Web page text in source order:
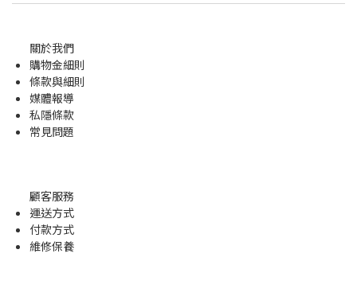
關於我們
購物金細則
條款與細則
媒體報導
私隱條款
常見問題
顧客服務
運送方式
付款方式
維修保養